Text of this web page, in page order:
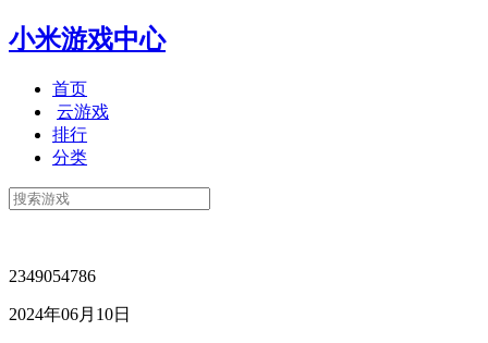
小米游戏中心
首页
云游戏
排行
分类
2349054786
2024年06月10日